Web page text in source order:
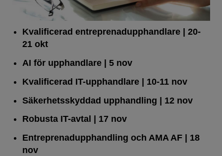
Kvalificerad entreprenad­upphandlare
| 20-
21 okt
AI för upphandlare| 5 nov
Kvalificerad IT-upphandlare| 10-11 nov
Säkerhetsskyddad upphandling | 12 nov
Robusta IT-avtal
| 17 nov
Entreprenadupphandling och AMA AF| 18
nov